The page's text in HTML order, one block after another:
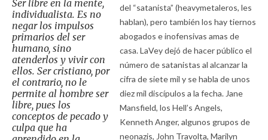
Ser libre en la mente,
individualista. Es no
negar los impulsos
primarios del ser
humano, sino
atenderlos y vivir con
ellos. Ser cristiano, por
el contrario, no le
permite al hombre ser
libre, pues los
conceptos de pecado y
culpa que ha
del “satanista” (heavymetaleros, les
hablan), pero también los hay tiernos
abogados e inofensivas amas de
casa. LaVey dejó de hacer público el
número de satanistas al alcanzar la
cifra de siete mil y se habla de unos
diez mil discípulos a la fecha. Jane
Mansfield, los Hell’s Angels,
Kenneth Anger, algunos grupos de
neonazis, John Travolta, Marilyn